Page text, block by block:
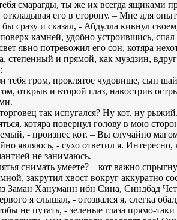
смарагды, ты же их всегда ящиками
откладывая его в сторону. – Мне для
сразу и сказал, - Абдулла кивнул
камней, удобно устроившись,
явно потревожил его сон, котяра
степенный и прямой, как муэдзин,
тебя гром, проклятое чудовище, сын
открыв и второй глаз, навострив
так испугался? Ну кот, ну
котяра повернул голову в мою
- произнес кот. – Вы случайно магом
являюсь, - сухо ответил я.
не занимаюсь.
снимать умеете? – кот важно
закрутил хвост вокруг
Заман Хануманн ибн Сина, Синдбад
я слышал, - отозвался я, слегка
не путать, - зеленые глаза прямо-